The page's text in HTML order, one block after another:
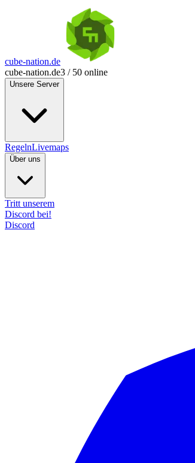
cube-nation.de
cube-nation.de3 / 50 online
Unsere Server
RegelnLivemaps
Über uns
Tritt unserem
Discord bei!
Discord